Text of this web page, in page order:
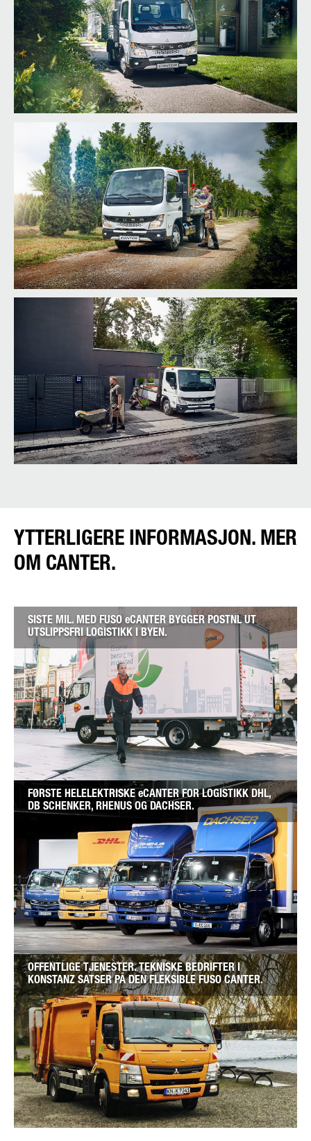
YTTERLIGERE INFORMASJON. MER
OM CANTER.
SISTE MIL. MED FUSO eCANTER BYGGER POSTNL UT
UTSLIPPSFRI LOGISTIKK I BYEN.
FØRSTE HELELEKTRISKE eCANTER FOR LOGISTIKK DHL,
DB SCHENKER, RHENUS OG DACHSER.
OFFENTLIGE TJENESTER. TEKNISKE BEDRIFTER I
KONSTANZ SATSER PÅ DEN FLEKSIBLE FUSO CANTER.